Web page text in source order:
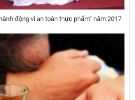
động vì an toàn thực phẩm” năm 2017